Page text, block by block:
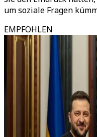
um soziale Fragen
EMPFOHLEN